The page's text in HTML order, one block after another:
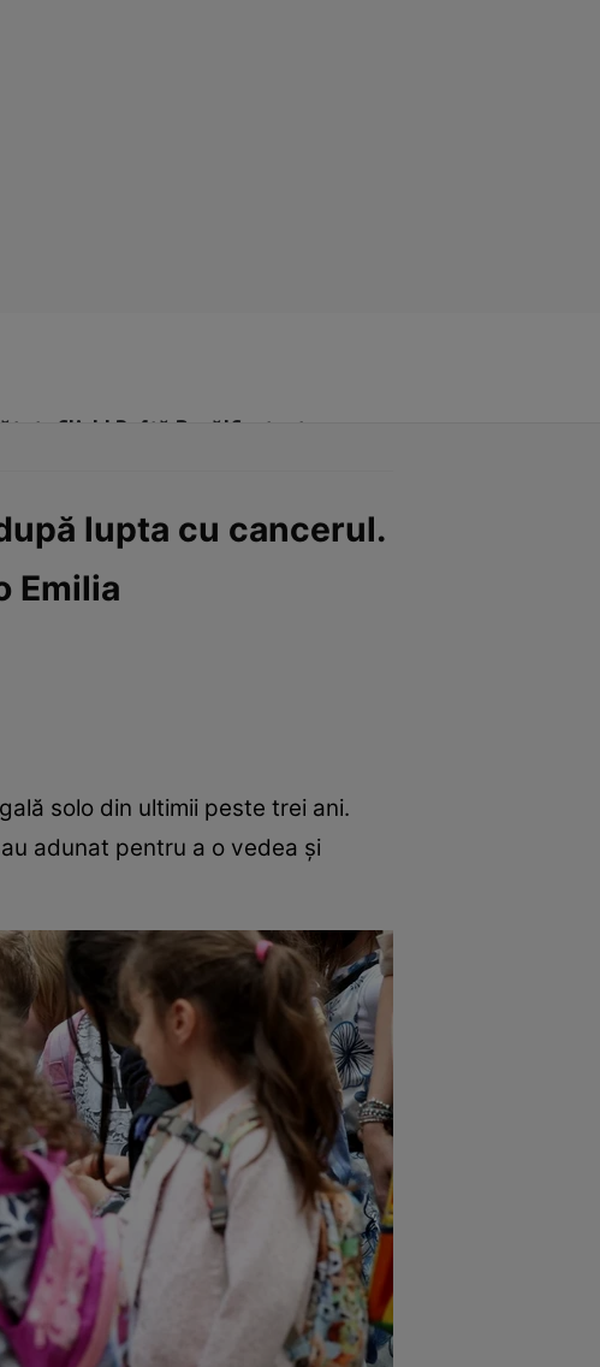
Click! Poftă Bună!Contact
lupta cu cancerul.
Emilia
solo din ultimii peste trei ani.
adunat pentru a o vedea și